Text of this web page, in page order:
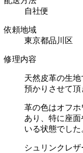
自社便
依頼地域
東京都品川区
修理内容
天然皮革の生
預かりさせて頂
革の色はオフ
あり、特に座
いる状態でした
シュリンクレ